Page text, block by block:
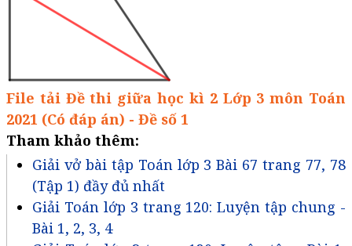
File tải Đề thi giữa học kì 2 Lớp 3 môn Toán
2021 (Có đáp án) - Đề số 1
Tham khảo thêm:
Giải vở bài tập Toán lớp 3 Bài 67 trang 77, 78
(Tập 1) đầy đủ nhất
Giải Toán lớp 3 trang 120: Luyện tập chung -
Bài 1, 2, 3, 4